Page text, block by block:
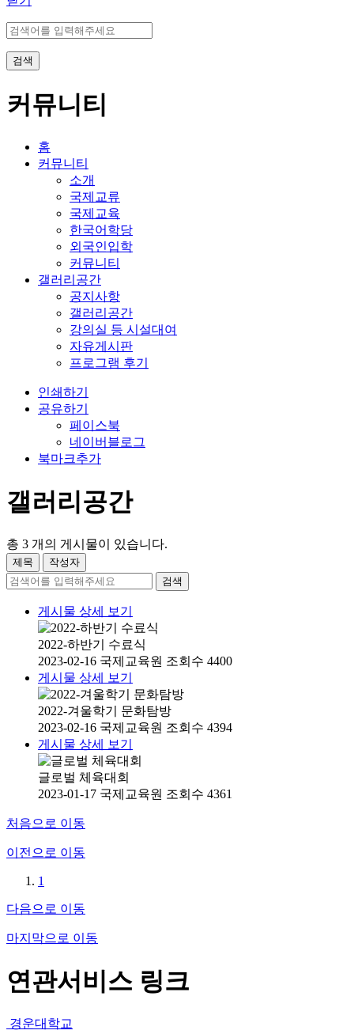
검색
커뮤니티
홈
커뮤니티
소개
국제교류
국제교육
한국어학당
외국인입학
커뮤니티
갤러리공간
공지사항
갤러리공간
강의실 등 시설대여
자유게시판
프로그램 후기
인쇄하기
공유하기
페이스북
네이버블로그
북마크추가
갤러리공간
총 3 개의 게시물이 있습니다.
제목
작성자
검색
게시물 상세 보기
2022-하반기 수료식
2023-02-16 국제교육원 조회수 4400
게시물 상세 보기
2022-겨울학기 문화탐방
2023-02-16 국제교육원 조회수 4394
게시물 상세 보기
글로벌 체육대회
2023-01-17 국제교육원 조회수 4361
처음으로 이동
이전으로 이동
1
다음으로 이동
마지막으로 이동
연관서비스 링크
경운대학교